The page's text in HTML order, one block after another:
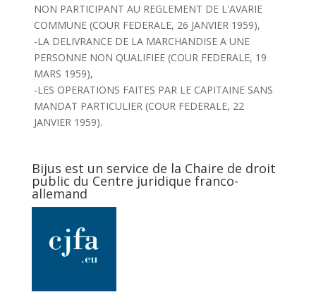
NON PARTICIPANT AU REGLEMENT DE L'AVARIE
COMMUNE (COUR FEDERALE, 26 JANVIER 1959),
-LA DELIVRANCE DE LA MARCHANDISE A UNE
PERSONNE NON QUALIFIEE (COUR FEDERALE, 19
MARS 1959),
-LES OPERATIONS FAITES PAR LE CAPITAINE SANS
MANDAT PARTICULIER (COUR FEDERALE, 22
JANVIER 1959).
Bijus est un service de la Chaire de droit
public du Centre juridique franco-
allemand